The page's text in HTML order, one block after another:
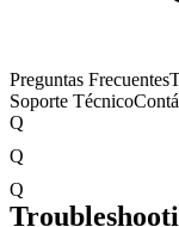
Preguntas Frecuentes
Soporte Técnico
Q
Q
Q